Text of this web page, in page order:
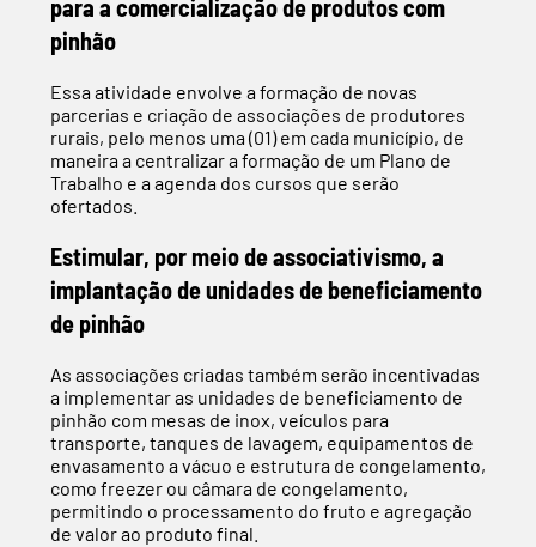
para a comercialização de produtos com
pinhão
Essa atividade envolve a formação de novas
parcerias e criação de associações de produtores
rurais, pelo menos uma (01) em cada município, de
maneira a centralizar a formação de um Plano de
Trabalho e a agenda dos cursos que serão
ofertados.
Estimular, por meio de associativismo, a
implantação de unidades de beneficiamento
de pinhão
As associações criadas também serão incentivadas
a implementar as unidades de beneficiamento de
pinhão com mesas de inox, veículos para
transporte, tanques de lavagem, equipamentos de
envasamento a vácuo e estrutura de congelamento,
como freezer ou câmara de congelamento,
permitindo o processamento do fruto e agregação
de valor ao produto final.